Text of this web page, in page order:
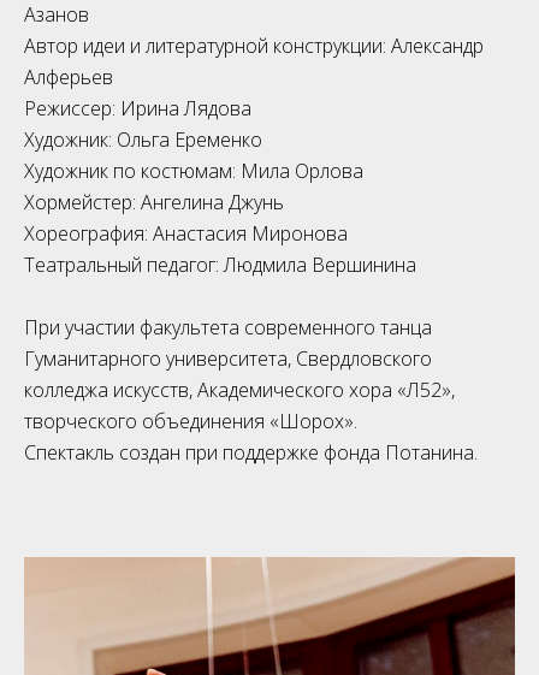
Азанов
Автор идеи и литературной конструкции: Александр
Алферьев
Режиссер: Ирина Лядова
Художник: Ольга Еременко
Художник по костюмам: Мила Орлова
Хормейстер: Ангелина Джунь
Хореография: Анастасия Миронова
Театральный педагог: Людмила Вершинина
При участии факультета современного танца
Гуманитарного университета, Свердловского
колледжа искусств, Академического хора «Л52»,
творческого объединения «Шорох».
Спектакль создан при поддержке фонда Потанина.